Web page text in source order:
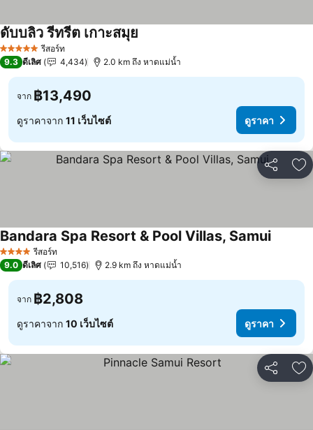
5 ดาว รีสอร์ท
ดับบลิว รีทรีต เกาะสมุย
9.3 ดีเลิศ 4,434 2.0 km ถึง หาดแม่น้ำ
จาก ฿13,490
ดูราคาจาก 11 เว็บไซต์ ดูราคา
แชร์ เ
4 ดาว รีสอร์ท
Bandara Spa Resort & Pool Villas, Samuiดูราคา
9.0 ดีเลิศ 10,516 2.9 km ถึง หาดแม่น้ำ
จาก ฿2,808
ดูราคาจาก 10 เว็บไซต์ ดูราคา
แชร์ เ